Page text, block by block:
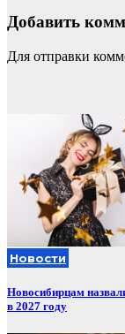
Добавить
Для отправки
Новости
Новосибирцам
в 2027 году